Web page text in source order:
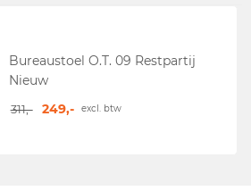
Bureaustoel O.T. 09 Restpartij
Nieuw
311,- 249,- excl. btw